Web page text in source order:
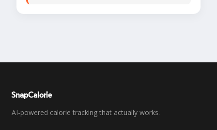
SnapCalorie
AI-powered calorie tracking that actually works.